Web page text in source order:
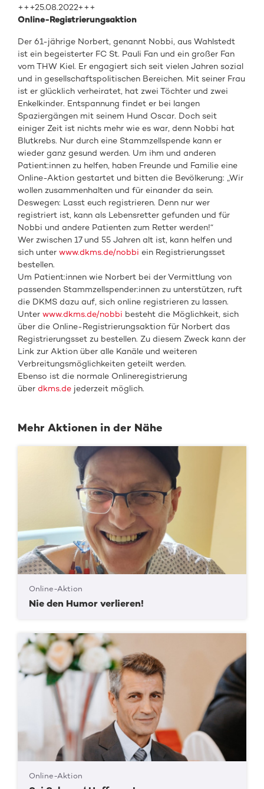
+++25.08.2022+++
Online-Registrierungsaktion
Der 61-jährige Norbert, genannt Nobbi, aus Wahlstedt
ist ein begeisterter FC St. Pauli Fan und ein großer Fan
vom THW Kiel. Er engagiert sich seit vielen Jahren sozial
und in gesellschaftspolitischen Bereichen. Mit seiner Frau
ist er glücklich verheiratet, hat zwei Töchter und zwei
Enkelkinder. Entspannung findet er bei langen
Spaziergängen mit seinem Hund Oscar. Doch seit
einiger Zeit ist nichts mehr wie es war, denn Nobbi hat
Blutkrebs. Nur durch eine Stammzellspende kann er
wieder ganz gesund werden. Um ihm und anderen
Patient:innen zu helfen, haben Freunde und Familie eine
Online-Aktion gestartet und bitten die Bevölkerung: „Wir
wollen zusammenhalten und für einander da sein.
Deswegen: Lasst euch registrieren. Denn nur wer
registriert ist, kann als Lebensretter gefunden und für
Nobbi und andere Patienten zum Retter werden!“
Wer zwischen 17 und 55 Jahren alt ist, kann helfen und
sich unterwww.dkms.de/nobbi ein Registrierungsset
bestellen.
Um Patient:innen wie Norbert bei der Vermittlung von
passenden Stammzellspender:innen zu unterstützen, ruft
die DKMS dazu auf, sich online registrieren zu lassen.
Unterwww.dkms.de/nobbi besteht die Möglichkeit, sich
über die Online-Registrierungsaktion für Norbert das
Registrierungsset zu bestellen. Zu diesem Zweck kann der
Link zur Aktion über alle Kanäle und weiteren
Verbreitungsmöglichkeiten geteilt werden.
Ebenso ist die normale Onlineregistrierung
überdkms.de jederzeit möglich.
Mehr Aktionen in der Nähe
Online-Aktion
Nie den Humor verlieren!
Online-Aktion